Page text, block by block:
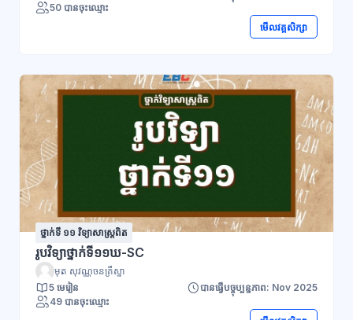
50 បានចុះឈ្មោះ
មើលវគ្គសិក្សា
ថ្នាក់ទី ១១ វិទ្យាសាស្រ្តពិត
រូបវិទ្យាថ្នាក់ទី១១ឃ-SC
មុត សុវណ្ណចនគ្រឹស្នា
5 មេរៀន
បានធ្វើបច្ចុប្បន្នភាព: Nov 2025
49 បានចុះឈ្មោះ